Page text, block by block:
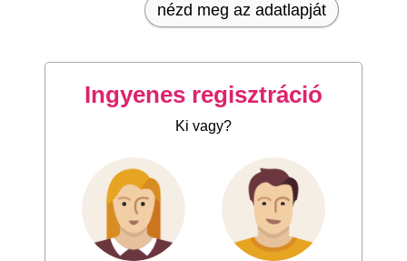
nézd meg az adatlapját
Ingyenes regisztráció
Ki vagy?